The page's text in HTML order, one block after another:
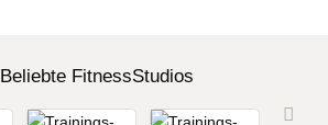
Beliebte FitnessStudios